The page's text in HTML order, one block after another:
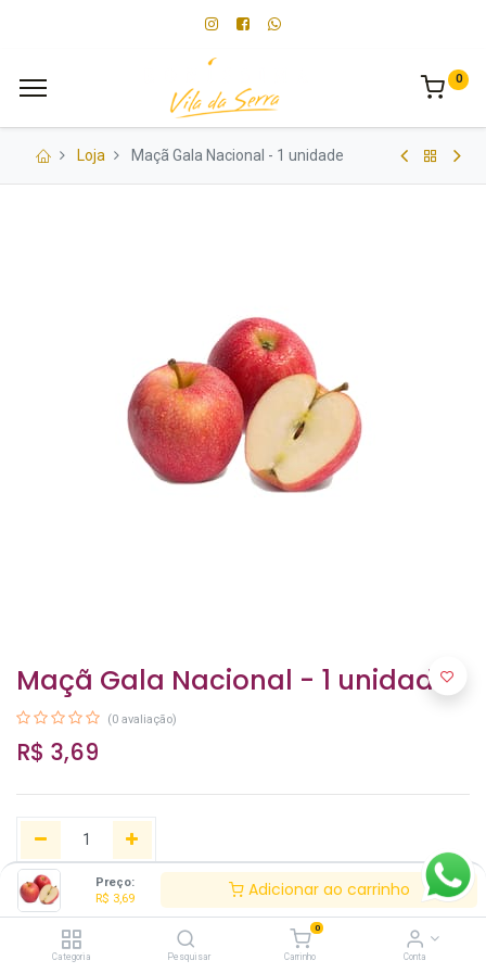
Preço:
R$ 3,69 Adicionar ao carrinho
Categoria Pesquisar
0
Carrinho Conta
0
Loja Maçã Gala Nacional - 1 unidade
Maçã Gala Nacional - 1 unidade
(0 avaliação)
R$ 3,69
Adicionar ao carrinho